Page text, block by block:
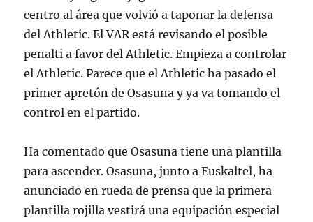
centro al área que volvió a taponar la defensa
del Athletic. El VAR está revisando el posible
penalti a favor del Athletic. Empieza a controlar
el Athletic. Parece que el Athletic ha pasado el
primer apretón de Osasuna y ya va tomando el
control en el partido.
Ha comentado que Osasuna tiene una plantilla
para ascender. Osasuna, junto a Euskaltel, ha
anunciado en rueda de prensa que la primera
plantilla rojilla vestirá una equipación especial